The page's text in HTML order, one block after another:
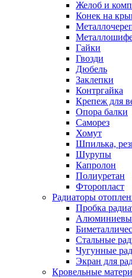
Желоб и
Конек на
Гайки
Гвозди
Дюбель
Заклепки
Контргайка
Крепеж для
Опора балки
Саморез
Хомут
Шпилька,
Шурупы
Капролон
Полиуретан
Фторопласт
Радиаторы
Пробка
Стальные
Чугунные
Экран для
Кровельные